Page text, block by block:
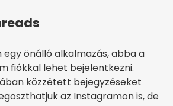
önálló alkalmazás, abba a
fiókkal lehet bejelentkezni.
közzétett bejegyzéseket
az Instagramon is, de